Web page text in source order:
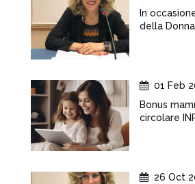
In
della
01 Feb
Bonus
circolare
26 Oct